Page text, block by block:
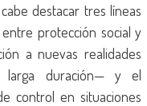
destacar tres líneas
protección social y
a nuevas realidades
larga duración— y el
control en situaciones